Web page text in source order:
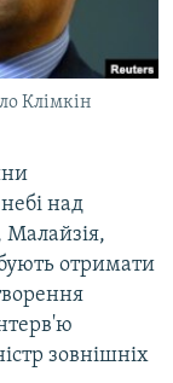
Клімкін
над
Малайзія,
отримати
зовнішніх